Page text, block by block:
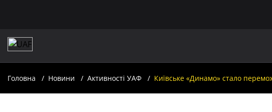
Головна Новини Активності УАФ Київське «Динамо» стало